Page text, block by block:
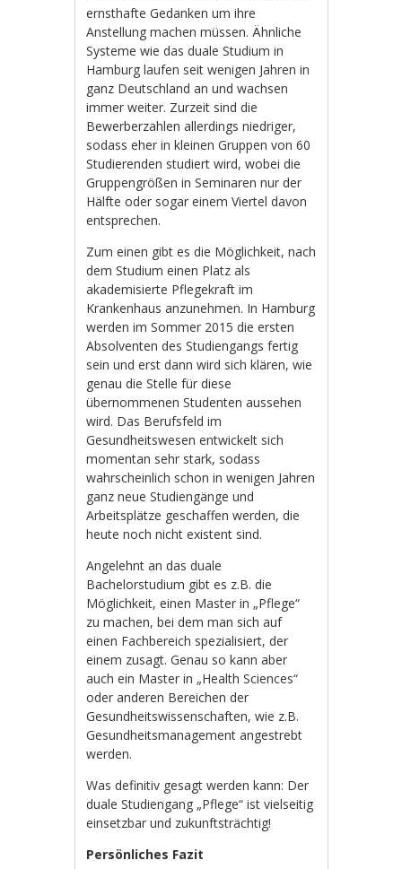
ernsthafte Gedanken um ihre
Anstellung machen müssen. Ähnliche
Systeme wie das duale Studium in
Hamburg laufen seit wenigen Jahren in
ganz Deutschland an und wachsen
immer weiter. Zurzeit sind die
Bewerberzahlen allerdings niedriger,
sodass eher in kleinen Gruppen von 60
Studierenden studiert wird, wobei die
Gruppengrößen in Seminaren nur der
Hälfte oder sogar einem Viertel davon
entsprechen.
Zum einen gibt es die Möglichkeit, nach
dem Studium einen Platz als
akademisierte Pflegekraft im
Krankenhaus anzunehmen. In Hamburg
werden im Sommer 2015 die ersten
Absolventen des Studiengangs fertig
sein und erst dann wird sich klären, wie
genau die Stelle für diese
übernommenen Studenten aussehen
wird. Das Berufsfeld im
Gesundheitswesen entwickelt sich
momentan sehr stark, sodass
wahrscheinlich schon in wenigen Jahren
ganz neue Studiengänge und
Arbeitsplätze geschaffen werden, die
heute noch nicht existent sind.
Angelehnt an das duale
Bachelorstudium gibt es z.B. die
Möglichkeit, einen Master in „Pflege“
zu machen, bei dem man sich auf
einen Fachbereich spezialisiert, der
einem zusagt. Genau so kann aber
auch ein Master in „Health Sciences“
oder anderen Bereichen der
Gesundheitswissenschaften, wie z.B.
Gesundheitsmanagement angestrebt
werden.
Was definitiv gesagt werden kann: Der
duale Studiengang „Pflege“ ist vielseitig
einsetzbar und zukunftsträchtig!
Persönliches Fazit